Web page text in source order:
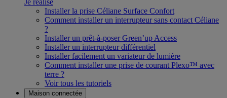
Je réalise
Installer la prise Céliane Surface Confort
Comment installer un interrupteur sans contact Céliane
?
Installer un prêt-à-poser Green’up Access
Installer un interrupteur différentiel
Installer facilement un variateur de lumière
Comment installer une prise de courant Plexo™ avec
terre ?
Voir tous les tutoriels
Maison connectée